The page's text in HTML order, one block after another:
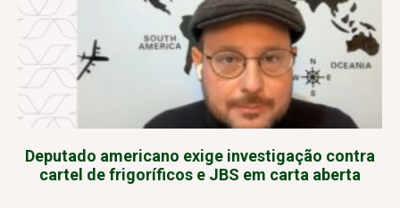
Deputado americano exige investigação contra
cartel de frigoríficos e JBS em carta aberta